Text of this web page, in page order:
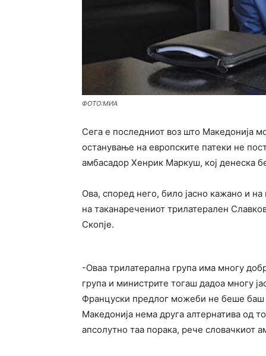
ФОТО:МИА
Сега е последниот воз што Македонија
останување на европските патеки не
амбасадор Хенрик Маркуш, кој денеска
Ова, според него, било јасно кажано и
на таканаречениот трилатерален
Скопје.
-Оваа трилатерална група има многу
група и министрите тогаш дадоа многу
Француски предлог можеби не беше баш
Македонија нема друга алтернатива од
апсолутно таа порака, рече словачкиот